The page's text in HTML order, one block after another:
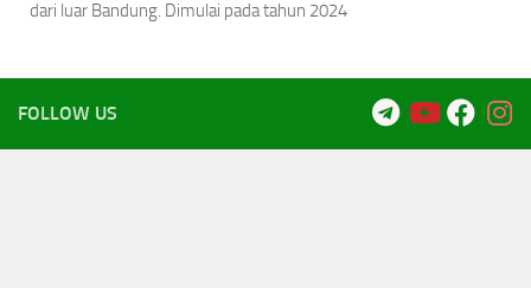
dari luar Bandung. Dimulai pada tahun 2024
FOLLOW US